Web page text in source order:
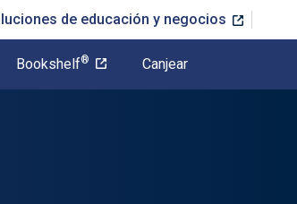
de educación y negocios
Bookshelf® Canjear